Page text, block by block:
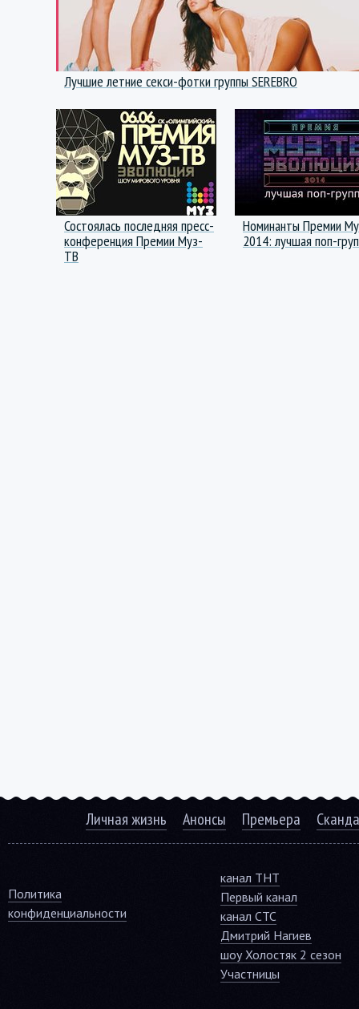
Лучшие летние секси-фотки группы SEREBRO
Состоялась последняя пресс-
конференция Премии Муз-
ТВ
Номинанты Премии
2014: лучшая поп-
Личная жизнь Анонсы Премьера
Политика
конфиденциальности
канал ТНТ
Первый канал
канал СТС
Дмитрий Нагиев
шоу Холостяк 2 сезон
Участницы